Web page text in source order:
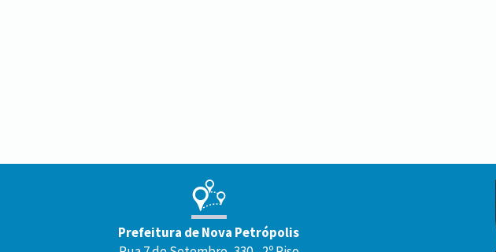
Prefeitura de Nova Petrópolis